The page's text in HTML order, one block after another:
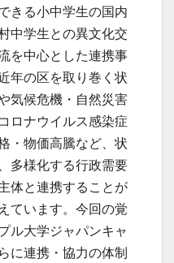
きる小中学生の国内
中学生との異文化交
を中心とした連携事
年の区を取り巻く状
気候危機・自然災害
ロナウイルス感染症
・物価高騰など、状
多様化する行政需要
体と連携することが
ています。今回の覚
ル大学ジャパンキャ
に連携・協力の体制